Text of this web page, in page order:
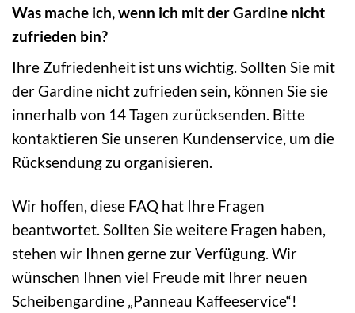
Was mache ich, wenn ich mit der Gardine nicht
zufrieden bin?
Ihre Zufriedenheit ist uns wichtig. Sollten Sie mit
der Gardine nicht zufrieden sein, können Sie sie
innerhalb von 14 Tagen zurücksenden. Bitte
kontaktieren Sie unseren Kundenservice, um die
Rücksendung zu organisieren.
Wir hoffen, diese FAQ hat Ihre Fragen
beantwortet. Sollten Sie weitere Fragen haben,
stehen wir Ihnen gerne zur Verfügung. Wir
wünschen Ihnen viel Freude mit Ihrer neuen
Scheibengardine „Panneau Kaffeeservice“!